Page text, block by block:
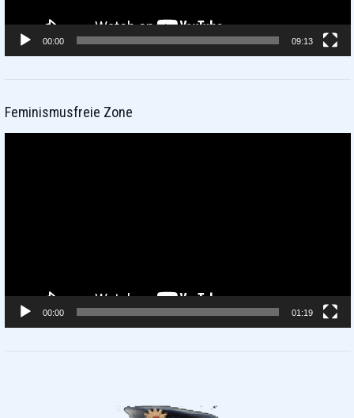
00:00 09:13
Feminismusfreie Zone
00:00 01:19